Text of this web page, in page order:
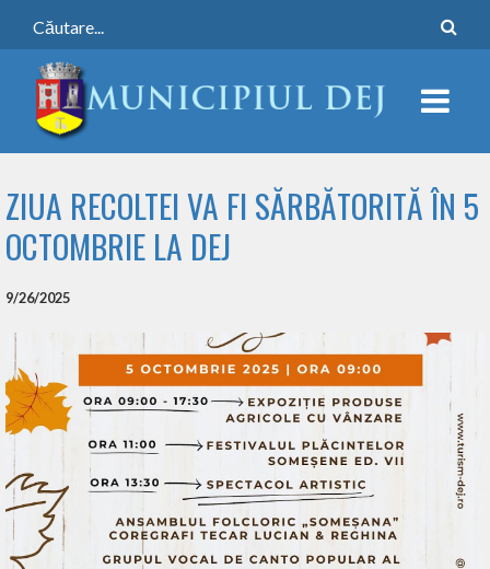
ZIUA RECOLTEI VA FI SĂRBĂTORITĂ ÎN 5
OCTOMBRIE LA DEJ
9/26/2025